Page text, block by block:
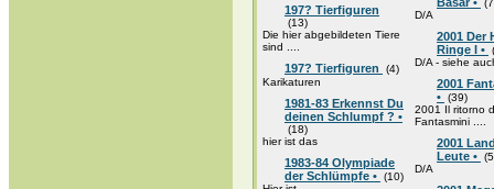
197? Tierfiguren
(13)
Die hier abgebildeten Tiere
sind ....
197? Tierfiguren
(4)
Karikaturen
1981-83 Erkennst Du
deinen Schlumpf ? •
(18)
hier ist das
1983-84 Olympiade
der Schlümpfe • (10)
D/A
2001 Der
Ringe I •
D/A - siehe
2001
• (39)
2001 Il ritorno
Fantasmini ....
2001
Leute •
D/A